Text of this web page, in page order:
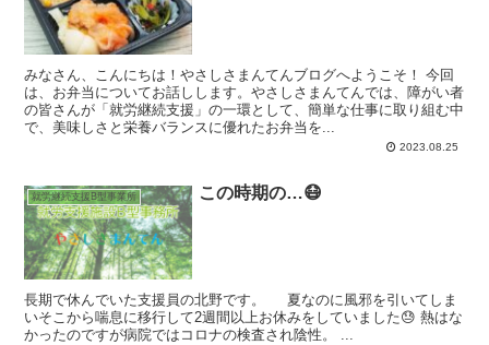
みなさん、こんにちは！やさしさまんてんブログへようこそ！ 今回
は、お弁当についてお話しします。やさしさまんてんでは、障がい者
の皆さんが「就労継続支援」の一環として、簡単な仕事に取り組む中
で、美味しさと栄養バランスに優れたお弁当を...
2023.08.25
就労継続支援B型事業所 この時期の…😷
長期で休んでいた支援員の北野です。 夏なのに風邪を引いてしま
いそこから喘息に移行して2週間以上お休みをしていました😓 熱はな
かったのですが病院ではコロナの検査され陰性。 ...